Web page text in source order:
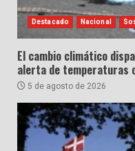
Destacado Nacional
El cambio climático
alerta de temperaturas
5 de agosto de 2026